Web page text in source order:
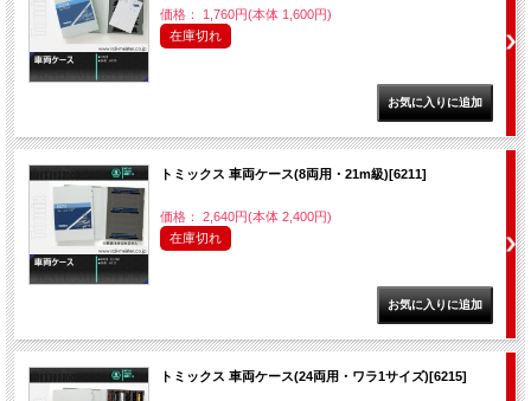
価格： 1,760円(本体 1,600円)
在庫切れ
トミックス 車両ケース(8両用・21m級)[6211]
価格： 2,640円(本体 2,400円)
在庫切れ
トミックス 車両ケース(24両用・ワラ1サイズ)[6215]